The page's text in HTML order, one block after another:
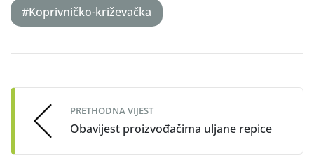
#Koprivničko-križevačka
navigation
PRETHODNA VIJEST
Obavijest proizvođačima uljane repice